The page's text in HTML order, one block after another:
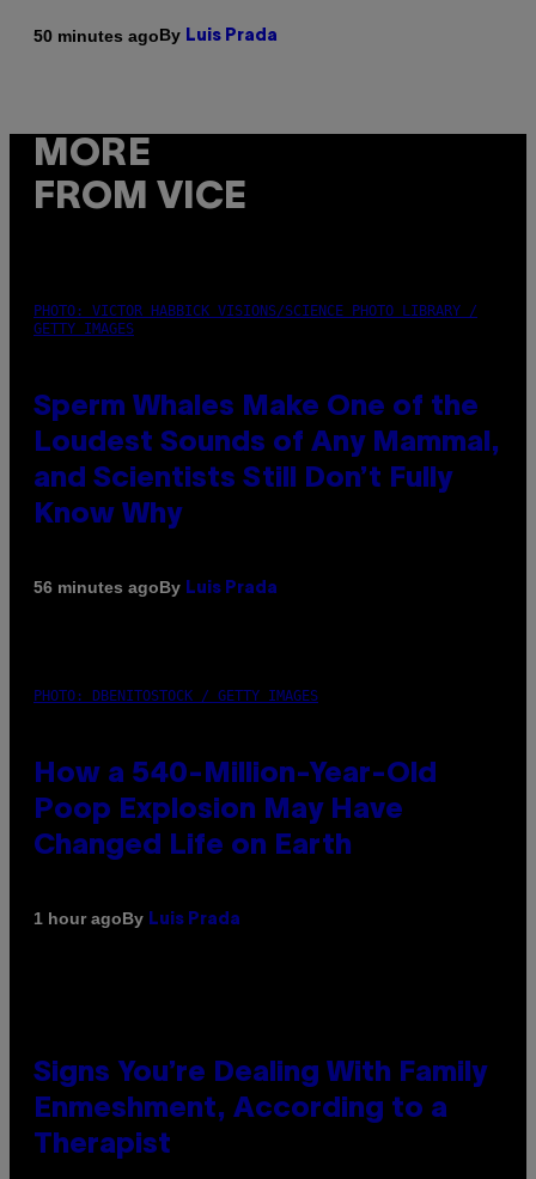
50 minutes agoBy Luis Prada
MORE
FROM VICE
PHOTO: VICTOR HABBICK VISIONS/SCIENCE PHOTO LIBRARY /
GETTY IMAGES
Sperm Whales Make One of the
Loudest Sounds of Any Mammal,
and Scientists Still Don’t Fully
Know Why
56 minutes agoBy Luis Prada
PHOTO: DBENITOSTOCK / GETTY IMAGES
How a 540-Million-Year-Old
Poop Explosion May Have
Changed Life on Earth
1 hour agoBy Luis Prada
Signs You’re Dealing With Family
Enmeshment, According to a
Therapist